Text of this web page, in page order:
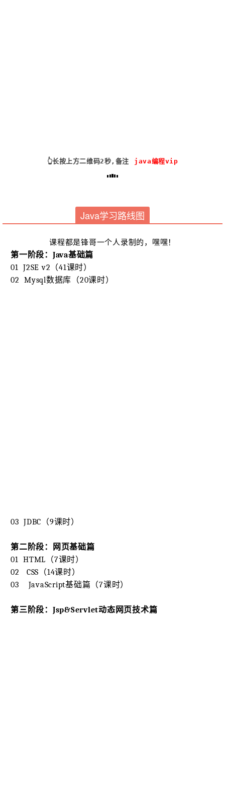
👆长按上方二维码2秒,备注 java编程vip
Java学习路线图
课程都是锋哥一个人录制的，嘿嘿！
第一阶段：Java基础篇
01 J2SE v2（41课时）
02 Mysql数据库（20课时）
03 JDBC（9课时）
第二阶段：网页基础篇
01 HTML（7课时）
02 CSS（14课时）
03 JavaScript基础篇（7课时）
第三阶段：Jsp&Servlet动态网页技术篇